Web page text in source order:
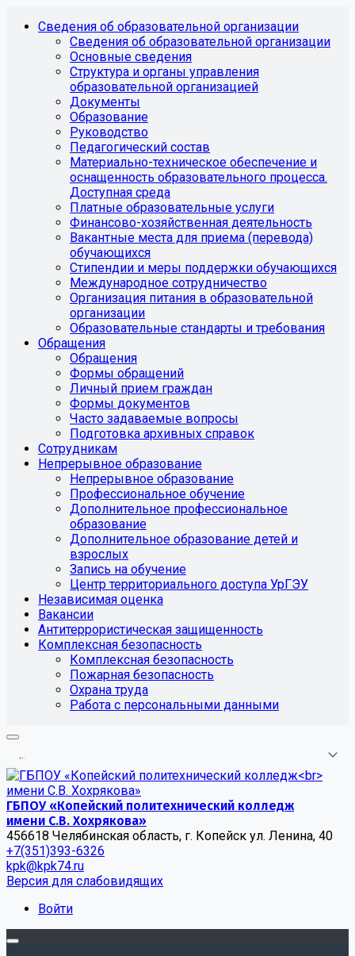
Сведения об образовательной организации
Сведения об образовательной организации
Основные сведения
Структура и органы управления
образовательной организацией
Документы
Образование
Руководство
Педагогический состав
Материально-техническое обеспечение и
оснащенность образовательного процесса.
Доступная среда
Платные образовательные услуги
Финансово-хозяйственная деятельность
Вакантные места для приема (перевода)
обучающихся
Стипендии и меры поддержки обучающихся
Международное сотрудничество
Организация питания в образовательной
организации
Образовательные стандарты и требования
Обращения
Обращения
Формы обращений
Личный прием граждан
Формы документов
Часто задаваемые вопросы
Подготовка архивных справок
Сотрудникам
Непрерывное образование
Непрерывное образование
Профессиональное обучение
Дополнительное профессиональное
образование
Дополнительное образование детей и
взрослых
Запись на обучение
Центр территориального доступа УрГЭУ
Независимая оценка
Вакансии
Антитеррористическая защищенность
Комплексная безопасность
Комплексная безопасность
Пожарная безопасность
Охрана труда
Работа с персональными данными
...
ГБПОУ «Копейский политехнический колледж
имени С.В. Хохрякова»
456618 Челябинская область, г. Копейск ул. Ленина, 40
+7(351)393-6326
kpk@kpk74.ru
Версия для слабовидящих
Войти